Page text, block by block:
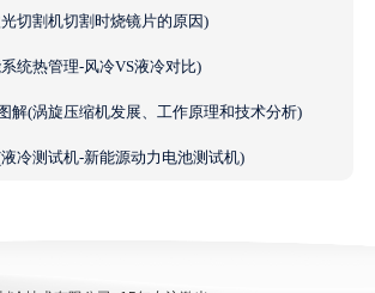
切割机切割时烧镜片的原因)
统热管理-风冷VS液冷对比)
解(涡旋压缩机发展、工作原理和技术分析)
冷测试机-新能源动力电池测试机)